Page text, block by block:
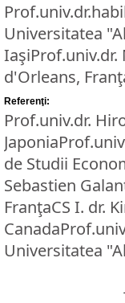
Universitatea
IaşiProf.univ.dr.
d'Orleans,
Referenţi:
Prof.univ.dr.
de Studii
Sebastien
FranţaCS I. dr.
Universitatea